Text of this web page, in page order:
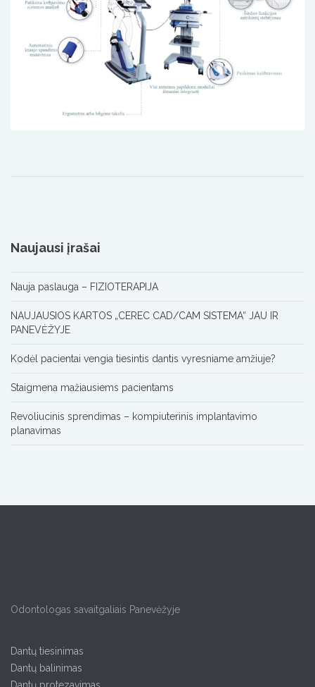
Naujausi įrašai
Nauja paslauga – FIZIOTERAPIJA
NAUJAUSIOS KARTOS „CEREC CAD/CAM SISTEMA“ JAU IR
PANEVĖŽYJE
Kodėl pacientai vengia tiesintis dantis vyresniame amžiuje?
Staigmena mažiausiems pacientams
Revoliucinis sprendimas – kompiuterinis implantavimo
planavimas
Odontologas savaitgaliais Panevėžyje
Dantų tiesinimas
Dantų balinimas